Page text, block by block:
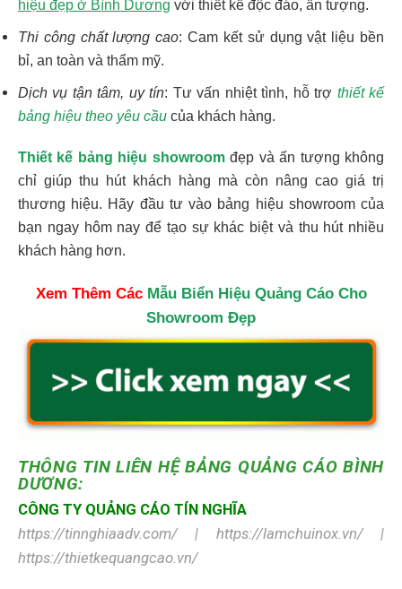
hiệu đẹp ở Bình Dương với thiết kế độc đáo, ấn tượng.
Thi công chất lượng cao: Cam kết sử dụng vật liệu bền
bỉ, an toàn và thẩm mỹ.
Dịch vụ tận tâm, uy tín: Tư vấn nhiệt tình, hỗ trợ thiết kế
bảng hiệu theo yêu cầu của khách hàng.
Thiết kế bảng hiệu showroomđẹp và ấn tượng không
chỉ giúp thu hút khách hàng mà còn nâng cao giá trị
thương hiệu. Hãy đầu tư vào bảng hiệu showroom của
bạn ngay hôm nay để tạo sự khác biệt và thu hút nhiều
khách hàng hơn.
Xem Thêm Các Mẫu Biển Hiệu Quảng Cáo Cho
Showroom Đẹp
THÔNG TIN LIÊN HỆBẢNG QUẢNG CÁO BÌNH
DƯƠNG:
CÔNG TY QUẢNG CÁO TÍN NGHĨA
https://tinnghiaadv.com/ | https://lamchuinox.vn/ |
https://thietkequangcao.vn/